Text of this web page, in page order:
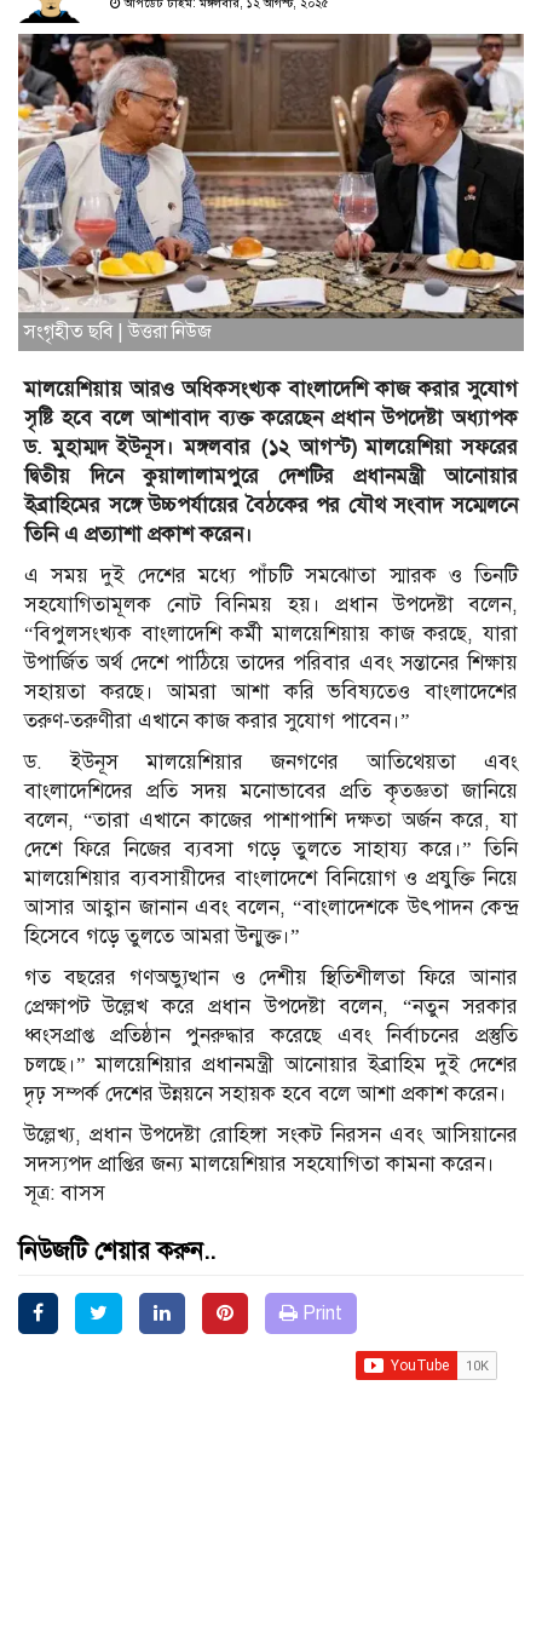
আপডেট টাইম: মঙ্গলবার, ১২ আগস্ট, ২০২৫
সংগৃহীত ছবি | উত্তরা নিউজ
মালয়েশিয়ায় আরও অধিকসংখ্যক বাংলাদেশি কাজ করার সুযোগ
সৃষ্টি হবে বলে আশাবাদ ব্যক্ত করেছেন প্রধান উপদেষ্টা অধ্যাপক
ড. মুহাম্মদ ইউনূস। মঙ্গলবার (১২ আগস্ট) মালয়েশিয়া সফরের
দ্বিতীয় দিনে কুয়ালালামপুরে দেশটির প্রধানমন্ত্রী আনোয়ার
ইব্রাহিমের সঙ্গে উচ্চপর্যায়ের বৈঠকের পর যৌথ সংবাদ সম্মেলনে
তিনি এ প্রত্যাশা প্রকাশ করেন।
এ সময় দুই দেশের মধ্যে পাঁচটি সমঝোতা স্মারক ও তিনটি
সহযোগিতামূলক নোট বিনিময় হয়। প্রধান উপদেষ্টা বলেন,
“বিপুলসংখ্যক বাংলাদেশি কর্মী মালয়েশিয়ায় কাজ করছে, যারা
উপার্জিত অর্থ দেশে পাঠিয়ে তাদের পরিবার এবং সন্তানের শিক্ষায়
সহায়তা করছে। আমরা আশা করি ভবিষ্যতেও বাংলাদেশের
তরুণ-তরুণীরা এখানে কাজ করার সুযোগ পাবেন।”
ড. ইউনূস মালয়েশিয়ার জনগণের আতিথেয়তা এবং
বাংলাদেশিদের প্রতি সদয় মনোভাবের প্রতি কৃতজ্ঞতা জানিয়ে
বলেন, “তারা এখানে কাজের পাশাপাশি দক্ষতা অর্জন করে, যা
দেশে ফিরে নিজের ব্যবসা গড়ে তুলতে সাহায্য করে।” তিনি
মালয়েশিয়ার ব্যবসায়ীদের বাংলাদেশে বিনিয়োগ ও প্রযুক্তি নিয়ে
আসার আহ্বান জানান এবং বলেন, “বাংলাদেশকে উৎপাদন কেন্দ্র
হিসেবে গড়ে তুলতে আমরা উন্মুক্ত।”
গত বছরের গণঅভ্যুত্থান ও দেশীয় স্থিতিশীলতা ফিরে আনার
প্রেক্ষাপট উল্লেখ করে প্রধান উপদেষ্টা বলেন, “নতুন সরকার
ধ্বংসপ্রাপ্ত প্রতিষ্ঠান পুনরুদ্ধার করেছে এবং নির্বাচনের প্রস্তুতি
চলছে।” মালয়েশিয়ার প্রধানমন্ত্রী আনোয়ার ইব্রাহিম দুই দেশের
দৃঢ় সম্পর্ক দেশের উন্নয়নে সহায়ক হবে বলে আশা প্রকাশ করেন।
উল্লেখ্য, প্রধান উপদেষ্টা রোহিঙ্গা সংকট নিরসন এবং আসিয়ানের
সদস্যপদ প্রাপ্তির জন্য মালয়েশিয়ার সহযোগিতা কামনা করেন।
সূত্র: বাসস
নিউজটি শেয়ার করুন..
Print